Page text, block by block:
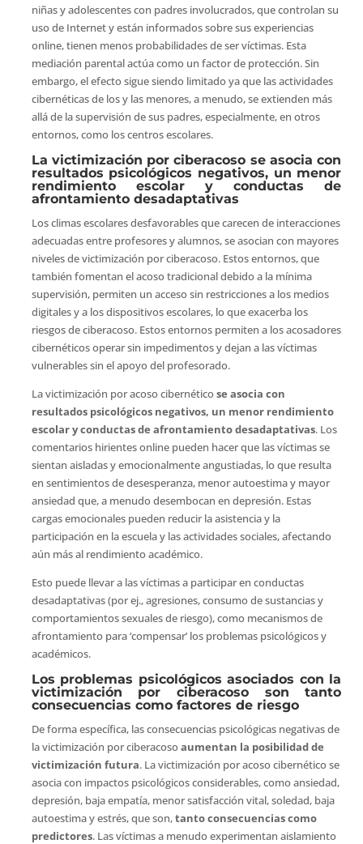
niñas y adolescentes con padres involucrados, que controlan su
uso de Internet y están informados sobre sus experiencias
online, tienen menos probabilidades de ser víctimas. Esta
mediación parental actúa como un factor de protección. Sin
embargo, el efecto sigue siendo limitado ya que las actividades
cibernéticas de los y las menores, a menudo, se extienden más
allá de la supervisión de sus padres, especialmente, en otros
entornos, como los centros escolares.
La victimización por ciberacoso se asocia con
resultados psicológicos negativos, un menor
rendimiento escolar y conductas de
afrontamiento desadaptativas
Los climas escolares desfavorables que carecen de interacciones
adecuadas entre profesores y alumnos, se asocian con mayores
niveles de victimización por ciberacoso. Estos entornos, que
también fomentan el acoso tradicional debido a la mínima
supervisión, permiten un acceso sin restricciones a los medios
digitales y a los dispositivos escolares, lo que exacerba los
riesgos de ciberacoso. Estos entornos permiten a los acosadores
cibernéticos operar sin impedimentos y dejan a las víctimas
vulnerables sin el apoyo del profesorado.
La victimización por acoso cibernéticose asocia con
resultados psicológicos negativos, un menor rendimiento
escolar y conductas de afrontamiento desadaptativas. Los
comentarios hirientes online pueden hacer que las víctimas se
sientan aisladas y emocionalmente angustiadas, lo que resulta
en sentimientos de desesperanza, menor autoestima y mayor
ansiedad que, a menudo desembocan en depresión. Estas
cargas emocionales pueden reducir la asistencia y la
participación en la escuela y las actividades sociales, afectando
aún más al rendimiento académico.
Esto puede llevar a las víctimas a participar en conductas
desadaptativas (por ej., agresiones, consumo de sustancias y
comportamientos sexuales de riesgo), como mecanismos de
afrontamiento para ‘compensar’ los problemas psicológicos y
académicos.
Los problemas psicológicos asociados con la
victimización por ciberacoso son tanto
consecuencias como factores de riesgo
De forma específica, las consecuencias psicológicas negativas de
la victimización por ciberacosoaumentan la posibilidad de
victimización futura. La victimización por acoso cibernético se
asocia con impactos psicológicos considerables, como ansiedad,
depresión, baja empatía, menor satisfacción vital, soledad, baja
autoestima y estrés, que son,tanto consecuencias como
predictores. Las víctimas a menudo experimentan aislamiento